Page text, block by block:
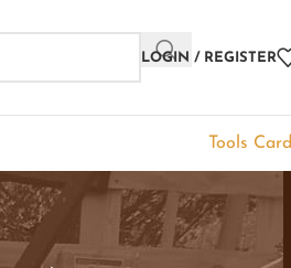
LOGIN / REGISTER
Tools Card